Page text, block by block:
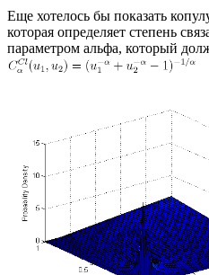
Еще хотелось бы показать
которая определяет степень
параметром альфа, который